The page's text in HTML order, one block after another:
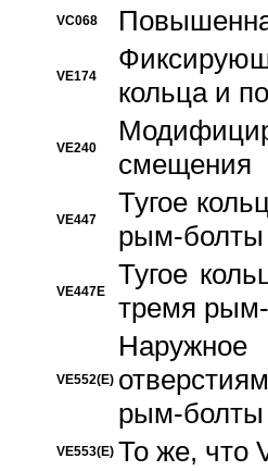
VC068
VE174
кольца и
VE240
смещения
VE447
Тугое
рым-болты
VE447E
Тугое
тремя
VE552(E)
рым-болты
VE553(E) То же, что